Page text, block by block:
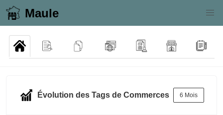
Maule
Évolution des Tags de Commerces 6 Mois